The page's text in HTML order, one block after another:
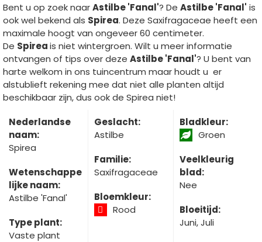
Bent u op zoek naarAstilbe 'Fanal'? De Astilbe 'Fanal' is
ook wel bekend als Spirea. Deze Saxifragaceae heeft een
maximale hoogt van ongeveer 60 centimeter.
De Spireais niet wintergroen. Wilt u meer informatie
ontvangen of tips over deze Astilbe 'Fanal'? U bent van
harte welkom in ons tuincentrum maar houdt u er
alstublieft rekening mee dat niet alle planten altijd
beschikbaar zijn, dus ook de Spirea niet!
Nederlandse
naam:
Spirea
Wetenschappe
lijke naam:
Astilbe 'Fanal'
Type plant:
Vaste plant
Geslacht:
Astilbe
Familie:
Saxifragaceae
Bloemkleur:
Rood
Bladkleur:
Groen
Veelkleurig
blad:
Nee
Bloeitijd:
Juni, Juli